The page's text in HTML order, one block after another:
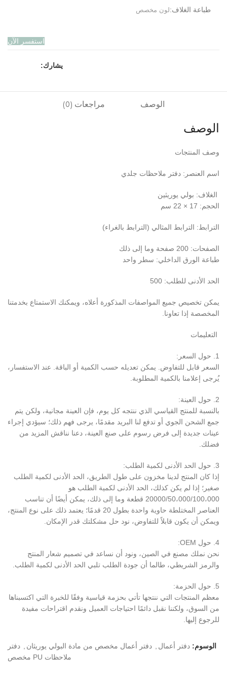
طباعة الغلاف:لون مخصص
استفسر الآن
يشارك:
الوصف مراجعات (0)
الوصف
وصف المنتجات
اسم العنصر: دفتر ملاحظات جلدي
الغلاف: بولي يوريثين
الحجم: 17 × 22 سم
الترابط: الترابط المثالي (الترابط بالغراء)
الصفحات: 200 صفحة وما إلى ذلك
طباعة الورق الداخلي: سطر واحد
الحد الأدنى للطلب: 500
يمكن تخصيص جميع المواصفات المذكورة أعلاه، ويمكنك الاستمتاع بخدمتنا
المخصصة إذا تعاونا.
التعليمات
1. حول السعر:
السعر قابل للتفاوض. يمكن تعديله حسب الكمية أو الباقة. عند الاستفسار،
يُرجى إعلامنا بالكمية المطلوبة.
2. حول العينة:
بالنسبة للمنتج القياسي الذي ننتجه كل يوم، فإن العينة مجانية، ولكن يتم
جمع الشحن الجوي أو تدفع لنا البريد مقدمًا، يرجى فهم ذلك؛ سيؤدي إجراء
عينات جديدة إلى فرض رسوم على صنع العينة، دعنا نناقش المزيد من
فضلك.
3. حول الحد الأدنى لكمية الطلب:
إذا كان المنتج لدينا مخزون على طول الطريق، الحد الأدنى لكمية الطلب
صغير؛ إذا لم يكن كذلك، الحد الأدنى لكمية الطلب هو
20000/50،000/100،000 قطعة وما إلى ذلك، يمكن أيضًا أن تناسب
العناصر المختلطة حاوية واحدة بطول 20 قدمًا؛ يعتمد ذلك على نوع المنتج،
ويمكن أن يكون قابلاً للتفاوض، نود حل مشكلتك قدر الإمكان.
4. حول OEM:
نحن نملك مصنع في الصين، ونود أن نساعد في تصميم شعار المنتج
والرمز الشريطي، طالما أن جودة الطلب تلبي الحد الأدنى لكمية الطلب.
5. حول الحزمة:
معظم المنتجات التي ننتجها تأتي بحزمة قياسية وفقًا للخبرة التي اكتسبناها
من السوق، ولكننا نقبل دائمًا احتياجات العميل ونقدم اقتراحات مفيدة
للرجوع إليها.
الوسوم: دفتر أعمال , دفتر أعمال مخصص من مادة البولي يوريثان , دفتر
ملاحظات PU مخصص